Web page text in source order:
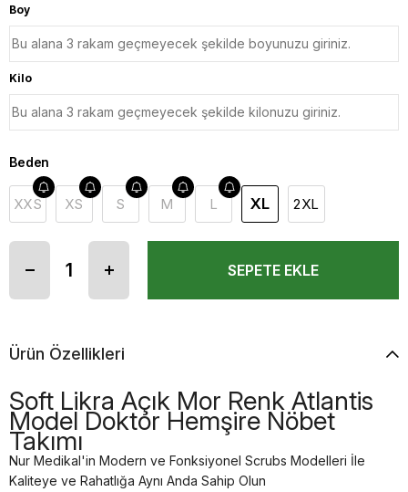
Boy
Kilo
Beden
XXS XS S M L XL 2XL
Ürün Özellikleri
Soft Likra Açık Mor Renk Atlantis
Model Doktor Hemşire Nöbet
Takımı
Nur Medikal'in Modern ve Fonksiyonel Scrubs Modelleri İle
Kaliteye ve Rahatlığa Aynı Anda Sahip Olun